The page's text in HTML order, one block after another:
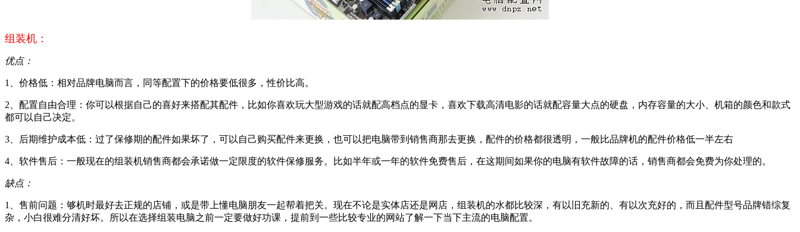
组装机：
优点：
1、价格低：相对品牌电脑而言，同等配置下的价格要低很多，性价比高。
2、配置自由合理：你可以根据自己的喜好来搭配其配件，比如你喜欢玩大型游戏的话就配高档点的显卡，喜欢下载高清电影的话就配容量大点的硬盘，内存容量的大小、机箱的颜色和款式
都可以自己决定。
3、后期维护成本低：过了保修期的配件如果坏了，可以自己购买配件来更换，也可以把电脑带到销售商那去更换，配件的价格都很透明，一般比品牌机的配件价格低一半左右
4、软件售后：一般现在的组装机销售商都会承诺做一定限度的软件保修服务。比如半年或一年的软件免费售后，在这期间如果你的电脑有软件故障的话，销售商都会免费为你处理的。
缺点：
1、售前问题：够机时最好去正规的店铺，或是带上懂电脑朋友一起帮着把关。现在不论是实体店还是网店，组装机的水都比较深，有以旧充新的、有以次充好的，而且配件型号品牌错综复
杂，小白很难分清好坏。所以在选择组装电脑之前一定要做好功课，提前到一些比较专业的网站了解一下当下主流的电脑配置。